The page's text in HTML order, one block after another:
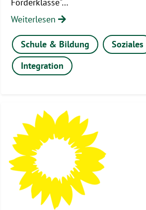
Weiterlesen
Schule & Bildung
Soziales
Integration